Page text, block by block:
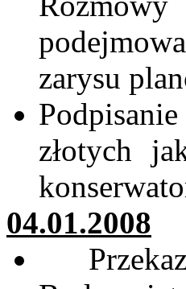
zarysu
złotych
04.01.2008